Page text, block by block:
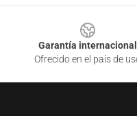
Garantía internacional
Ofrecido en el país de